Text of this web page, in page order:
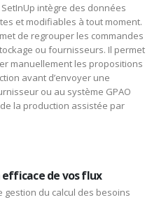
intègre des données
et modifiables à tout moment.
de regrouper les commandes
ou fournisseurs. Il permet
manuellement les propositions
avant d’envoyer une
ou au système GPAO
la production assistée par
de vos flux
gestion du calcul des besoins